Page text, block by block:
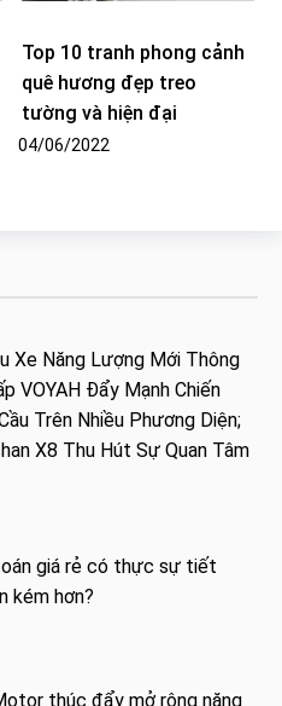
Top 10 tranh phong cảnh
quê hương đẹp treo
tường và hiện đại
04/06/2022
Xe Năng Lượng Mới Thông
VOYAH Đẩy Mạnh Chiến
Trên Nhiều Phương Diện;
X8 Thu Hút Sự Quan Tâm
giá rẻ có thực sự tiết
kém hơn?
thúc đẩy mở rộng năng